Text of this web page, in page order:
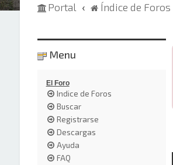
Portal Índice de Foros
Menu
El Foro
Indice de Foros
Buscar
Registrarse
Descargas
Ayuda
FAQ